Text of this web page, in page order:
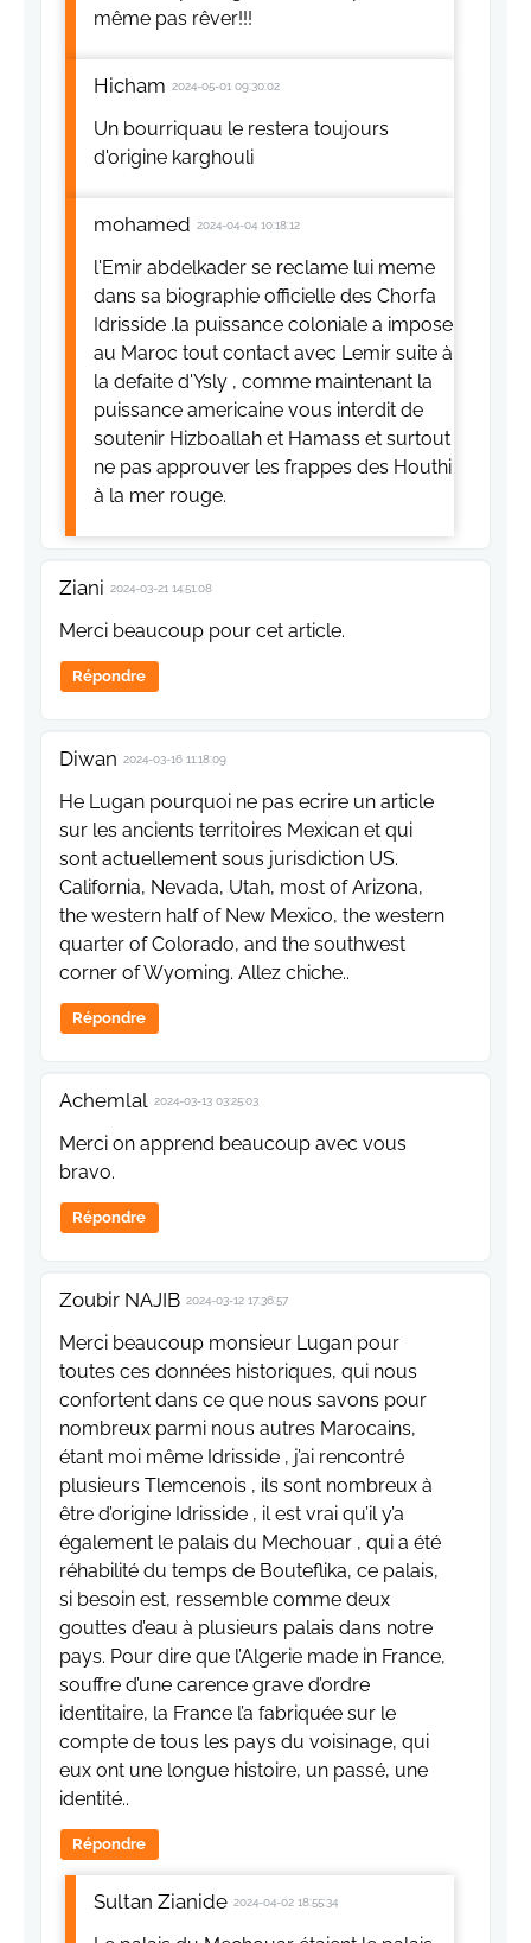
même pas rêver!!!
Hicham 2024-05-01 09:30:02
Un bourriquau le restera toujours
d'origine karghouli
mohamed 2024-04-04 10:18:12
l'Emir abdelkader se reclame lui meme
dans sa biographie officielle des Chorfa
Idrisside .la puissance coloniale a impose
au Maroc tout contact avec Lemir suite à
la defaite d'Ysly , comme maintenant la
puissance americaine vous interdit de
soutenir Hizboallah et Hamass et surtout
ne pas approuver les frappes des Houthi
à la mer rouge.
Ziani 2024-03-21 14:51:08
Merci beaucoup pour cet article.
Répondre
Diwan 2024-03-16 11:18:09
He Lugan pourquoi ne pas ecrire un article
sur les ancients territoires Mexican et qui
sont actuellement sous jurisdiction US.
California, Nevada, Utah, most of Arizona,
the western half of New Mexico, the western
quarter of Colorado, and the southwest
corner of Wyoming. Allez chiche..
Répondre
Achemlal 2024-03-13 03:25:03
Merci on apprend beaucoup avec vous
bravo.
Répondre
Zoubir NAJIB 2024-03-12 17:36:57
Merci beaucoup monsieur Lugan pour
toutes ces données historiques, qui nous
confortent dans ce que nous savons pour
nombreux parmi nous autres Marocains,
étant moi même Idrisside , j’ai rencontré
plusieurs Tlemcenois , ils sont nombreux à
être d’origine Idrisside , il est vrai qu’il y’a
également le palais du Mechouar , qui a été
réhabilité du temps de Bouteflika, ce palais,
si besoin est, ressemble comme deux
gouttes d’eau à plusieurs palais dans notre
pays. Pour dire que l’Algerie made in France,
souffre d’une carence grave d’ordre
identitaire, la France l’a fabriquée sur le
compte de tous les pays du voisinage, qui
eux ont une longue histoire, un passé, une
identité..
Répondre
Sultan Zianide 2024-04-02 18:55:34